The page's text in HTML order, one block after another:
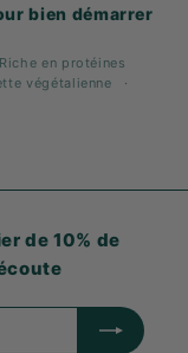
bien démarrer
Riche en protéines
végétalienne
de 10% de